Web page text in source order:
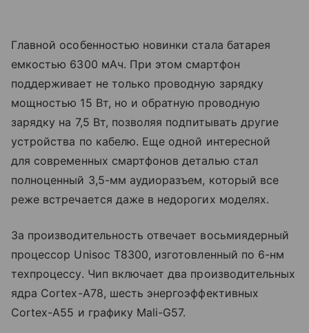
Главной особенностью новинки стала батарея
емкостью 6300 мАч. При этом смартфон
поддерживает не только проводную зарядку
мощностью 15 Вт, но и обратную проводную
зарядку на 7,5 Вт, позволяя подпитывать другие
устройства по кабелю. Еще одной интересной
для современных смартфонов деталью стал
полноценный 3,5-мм аудиоразъем, который все
реже встречается даже в недорогих моделях.
За производительность отвечает восьмиядерный
процессор Unisoc T8300, изготовленный по 6-нм
техпроцессу. Чип включает два производительных
ядра Cortex-A78, шесть энергоэффективных
Cortex-A55 и графику Mali-G57.